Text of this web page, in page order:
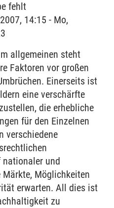
fehlt
14:15 - Mo,
allgemeinen steht
Faktoren vor großen
Einerseits ist
eine verschärfte
die erhebliche
für den Einzelnen
verschiedene
nationaler und
Märkte, Möglichkeiten
erwarten. All dies ist
zu